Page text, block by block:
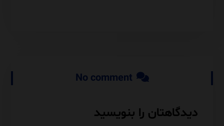
No comment
دیدگاهتان را بنویسید